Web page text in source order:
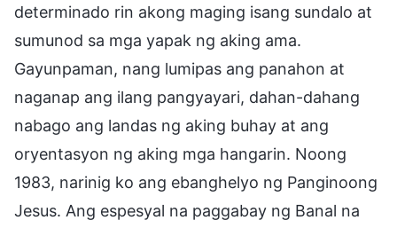
determinado rin akong maging isang sundalo at
sumunod sa mga yapak ng aking ama.
Gayunpaman, nang lumipas ang panahon at
naganap ang ilang pangyayari, dahan-dahang
nabago ang landas ng aking buhay at ang
oryentasyon ng aking mga hangarin. Noong
1983, narinig ko ang ebanghelyo ng Panginoong
Jesus. Ang espesyal na paggabay ng Banal na